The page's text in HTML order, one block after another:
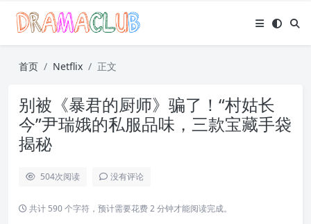
首页 Netflix 正文
别被《暴君的厨师》骗了！“村姑长
今”尹瑞娥的私服品味，三款宝藏手袋
揭秘
504次阅读 没有评论
共计 590 个字符，预计需要花费 2 分钟才能阅读完成。